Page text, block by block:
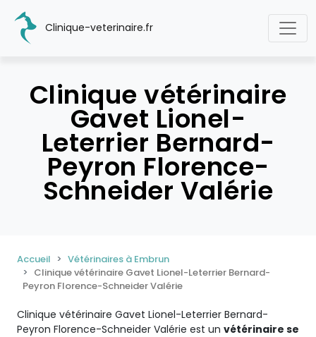
Clinique-veterinaire.fr
Clinique vétérinaire
Gavet Lionel-
Leterrier Bernard-
Peyron Florence-
Schneider Valérie
Accueil
Vétérinaires à Embrun
Clinique vétérinaire Gavet Lionel-Leterrier Bernard-
Peyron Florence-Schneider Valérie
Clinique vétérinaire Gavet Lionel-Leterrier Bernard-
Peyron Florence-Schneider Valérie est un vétérinaire se